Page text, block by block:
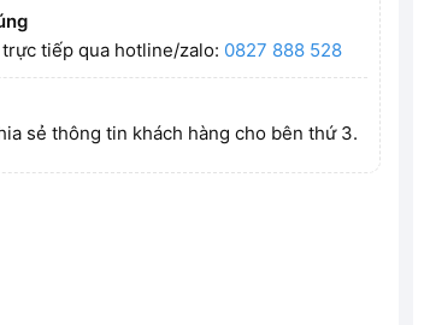
tiếp qua hotline/zalo: 0827 888 528
sẻ thông tin khách hàng cho bên thứ 3.